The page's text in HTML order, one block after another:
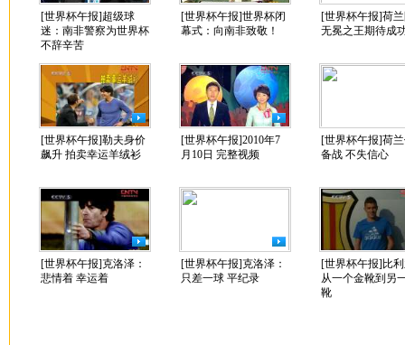
[世界杯午报]超级球
迷：南非警察为世界杯
不辞辛苦
[世界杯午报]世界杯闭
幕式：向南非致敬！
[世界杯午报]荷
无冕之王期待成
[世界杯午报]勒夫身价
飙升 拍卖幸运羊绒衫
[世界杯午报]2010年7
月10日 完整视频
[世界杯午报]荷
备战 不失信心
[世界杯午报]克洛泽：
悲情着 幸运着
[世界杯午报]克洛泽：
只差一球 平纪录
[世界杯午报]比
从一个金靴到另
靴